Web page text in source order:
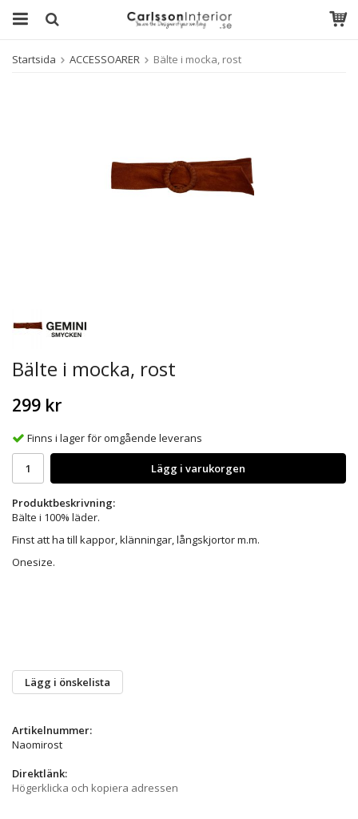
Startsida ACCESSOARER Bälte i mocka, rost
Bälte i mocka, rost
299 kr
Finns i lager för omgående leverans
Lägg i varukorgen
Produktbeskrivning:
Bälte i 100% läder.
Finst att ha till kappor, klänningar, långskjortor m.m.
Onesize.
Lägg i önskelista
Artikelnummer:
Naomirost
Direktlänk:
Högerklicka och kopiera adressen